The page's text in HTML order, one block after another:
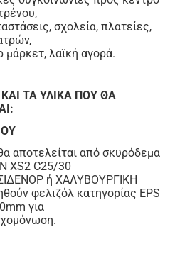
σχολεία, πλατείες,
λαϊκή αγορά.
ΤΑ ΥΛΙΚΑ ΠΟΥ ΘΑ
αποτελείται από σκυρόδεμα
XS2 C25/30
ΣΙΔΕΝΟΡ ή ΧΑΛΥΒΟΥΡΓΙΚΗ
φελιζόλ κατηγορίας EPS
για